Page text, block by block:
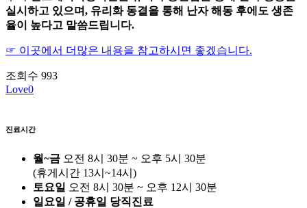
실시하고 있으며, 유리화 동결을 통해 난자 해동 후에도 생존
율이 높다고 말씀드립니다.
☞ 이곳에서 더많은 내용을 참고하시면 좋겠습니다.
조회수 993
Love0
진료시간
월~금 오전 8시 30분 ~ 오후 5시 30분
(휴게시간 13시~14시)
토요일 오전 8시 30분 ~ 오후 12시 30분
일요일 / 공휴일 당직진료